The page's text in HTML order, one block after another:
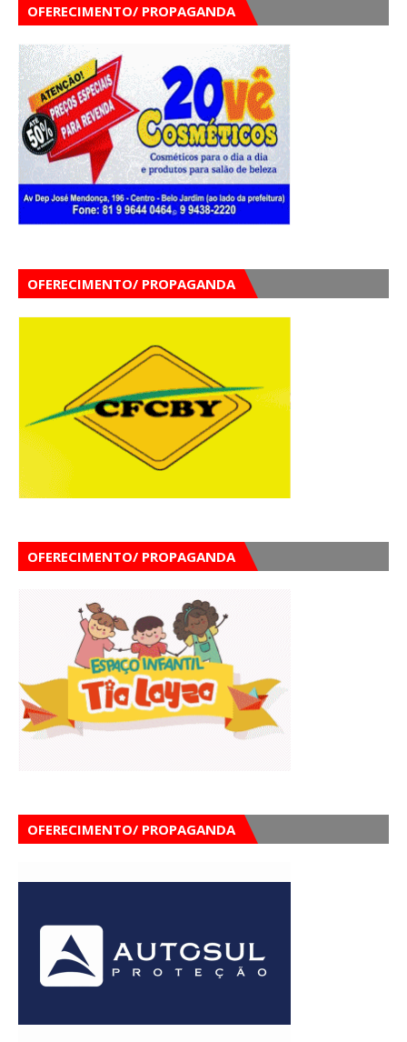
OFERECIMENTO/ PROPAGANDA
OFERECIMENTO/ PROPAGANDA
OFERECIMENTO/ PROPAGANDA
OFERECIMENTO/ PROPAGANDA